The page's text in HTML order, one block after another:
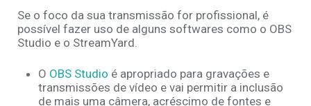
Se o foco da sua transmissão for profissional, é
possível fazer uso de alguns softwares como o OBS
Studio e o StreamYard.
O OBS Studio é apropriado para gravações e
transmissões de vídeo e vai permitir a inclusão
de mais uma câmera, acréscimo de fontes e